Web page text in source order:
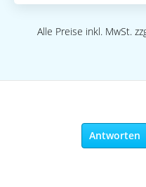
Alle Preise inkl. MwSt.
Antworten